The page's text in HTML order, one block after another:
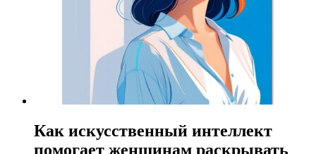
Как искусственный интеллект
помогает женщинам раскрывать